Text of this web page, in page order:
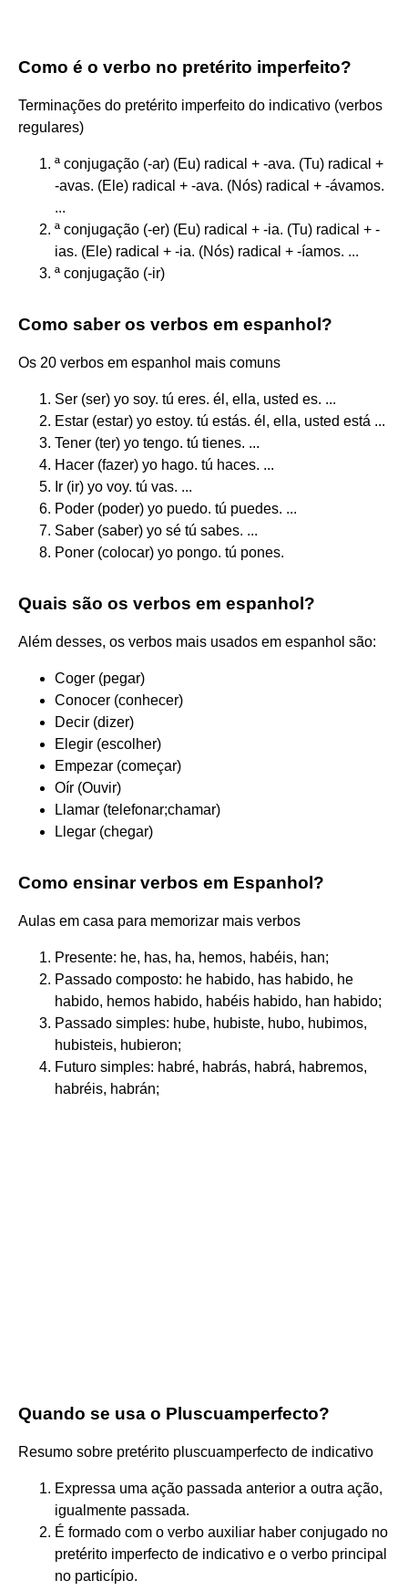
Como é o verbo no pretérito imperfeito?
Terminações do pretérito imperfeito do indicativo (verbos
regulares)
ª conjugação (-ar) (Eu) radical + -ava. (Tu) radical +
-avas. (Ele) radical + -ava. (Nós) radical + -ávamos.
...
ª conjugação (-er) (Eu) radical + -ia. (Tu) radical + -
ias. (Ele) radical + -ia. (Nós) radical + -íamos. ...
ª conjugação (-ir)
Como saber os verbos em espanhol?
Os 20 verbos em espanhol mais comuns
Ser (ser) yo soy. tú eres. él, ella, usted es. ...
Estar (estar) yo estoy. tú estás. él, ella, usted está ...
Tener (ter) yo tengo. tú tienes. ...
Hacer (fazer) yo hago. tú haces. ...
Ir (ir) yo voy. tú vas. ...
Poder (poder) yo puedo. tú puedes. ...
Saber (saber) yo sé tú sabes. ...
Poner (colocar) yo pongo. tú pones.
Quais são os verbos em espanhol?
Além desses, os verbos mais usados em espanhol são:
Coger (pegar)
Conocer (conhecer)
Decir (dizer)
Elegir (escolher)
Empezar (começar)
Oír (Ouvir)
Llamar (telefonar;chamar)
Llegar (chegar)
Como ensinar verbos em Espanhol?
Aulas em casa para memorizar mais verbos
Presente: he, has, ha, hemos, habéis, han;
Passado composto: he habido, has habido, he
habido, hemos habido, habéis habido, han habido;
Passado simples: hube, hubiste, hubo, hubimos,
hubisteis, hubieron;
Futuro simples: habré, habrás, habrá, habremos,
habréis, habrán;
Quando se usa o Pluscuamperfecto?
Resumo sobre pretérito pluscuamperfecto de indicativo
Expressa uma ação passada anterior a outra ação,
igualmente passada.
É formado com o verbo auxiliar haber conjugado no
pretérito imperfecto de indicativo e o verbo principal
no particípio.